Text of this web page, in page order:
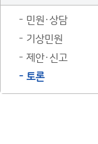
민원·상담
기상민원
제안·신고
토론